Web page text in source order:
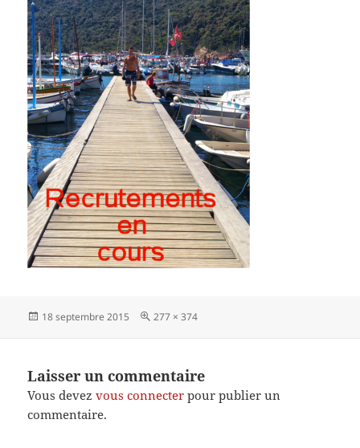
Publié
18 septembre 2015
Taille
277 × 374
Laisser un commentaire
Vous devezvous connecter pour publier un
commentaire.